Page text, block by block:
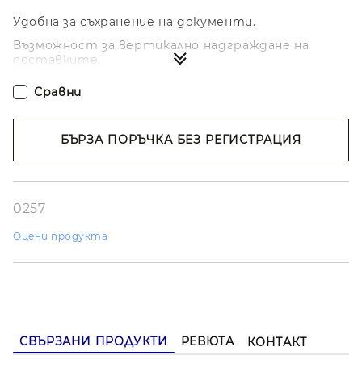
Удобна за съхранение на документи.
Възможност за вертикално надграждане на
поставките.
Изработени от висококачествена пластмаса.
БЪРЗА ПОРЪЧКА БЕЗ РЕГИСТРАЦИЯ
Съгласен съм сПолитиката за лични
0257
Оцени продукта
Сравни
СВЪРЗАНИ ПРОДУКТИ РЕВЮТА КОНТАКТ